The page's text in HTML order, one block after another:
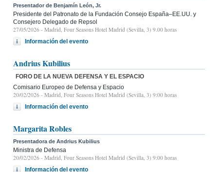
Presentador de Benjamín León, Jr.
Presidente del Patronato de la Fundación Consejo España–EE.UU. y
Consejero Delegado de Repsol
27/05/2026 - Madrid, Four Seasons Hotel Madrid (Sevilla, 3) 9.00 horas
Información del evento
Andrius Kubilius
FORO DE LA NUEVA DEFENSA Y EL ESPACIO
Comisario Europeo de Defensa y Espacio
20/02/2026 - Madrid, Four Seasons Hotel Madrid (Sevilla, 3) 9:00 horas
Información del evento
Margarita Robles
Presentadora de Andrius Kubilius
Ministra de Defensa
20/02/2026 - Madrid, Four Seasons Hotel Madrid (Sevilla, 3) 9:00 horas
Información del evento